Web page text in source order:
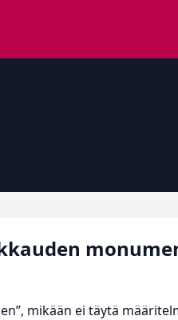
mikään ei täytä